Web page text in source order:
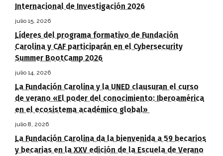
Internacional de Investigación 2026
julio 15, 2026
Líderes del programa formativo de Fundación
Carolina y CAF participarán en el Cybersecurity
Summer BootCamp 2026
julio 14, 2026
La Fundación Carolina y la UNED clausuran el curso
de verano «El poder del conocimiento: Iberoamérica
en el ecosistema académico global»
julio 8, 2026
La Fundación Carolina da la bienvenida a 59 becarios
y becarias en la XXV edición de la Escuela de Verano